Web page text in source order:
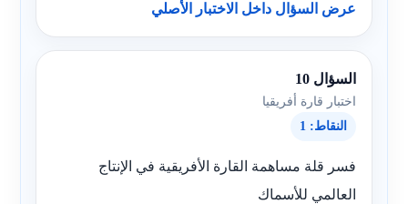
عرض السؤال داخل الاختبار الأصلي
السؤال 10
اختبار قارة أفريقيا
النقاط: 1
فسر قلة مساهمة القارة الأفريقية في الإنتاج
العالمي للأسماك